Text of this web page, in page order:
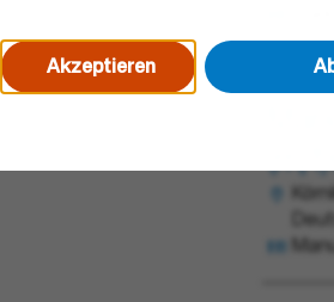
Akzeptieren